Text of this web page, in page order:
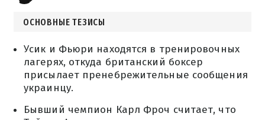
ОСНОВНЫЕ ТЕЗИСЫ
Усик и Фьюри находятся в тренировочных
лагерях, откуда британский боксер
присылает пренебрежительные сообщения
украинцу.
Бывший чемпион Карл Фроч считает, что